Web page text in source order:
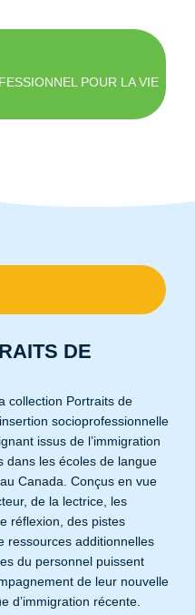
POUR LA VIE
DE
collection Portraits de
socioprofessionnelle
issus de l’immigration
dans les écoles de langue
Canada. Conçus en vue
de la lectrice, les
réflexion, des pistes
ressources additionnelles
du personnel puissent
de leur nouvelle
d’immigration récente.